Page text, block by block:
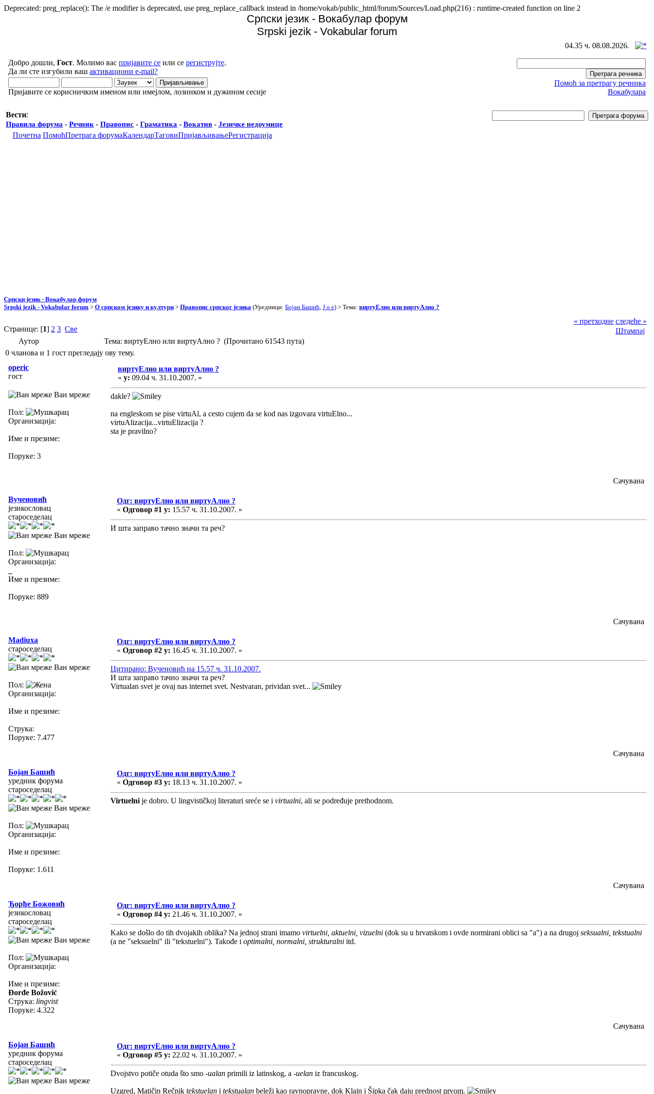
Deprecated: preg_replace(): The /e modifier is deprecated, use preg_replace_callback instead in /home/vokab/public_html/forum/Sources/Load.php(216) : runtime-created function on line 2
Српски језик - Вокабулар форум
Srpski jezik - Vokabular forum
04.35 ч. 08.08.2026.
Добро дошли, Гост. Молимо вас пријавите се или се региструјте.
Да ли сте изгубили ваш активациони e-mail?
Пријавите се корисничким именом или имејлом, лозинком и дужином сесије
Помоћ за претрагу речника
Вокабулара
Вести:
Правила форума - Речник - Правопис - Граматика - Вокатив - Језичке недоумице
Почетна ПомоћПретрага форумаКалендарТаговиПријављивањеРегистрација
Српски језик - Вокабулар форум
Srpski jezik - Vokabular forum > О српском језику и култури > Правопис српског језика (Уредници: Бојан Башић J o e) > Тема: виртуЕлно или виртуАлно ?
Странице: [1] 2 3 Све
« претходне следеће »
Штампај
Аутор
Тема: виртуЕлно или виртуАлно ? (Прочитано 61543 пута)
0 чланова и 1 гост прегледају ову тему.
operic
гост
Ван мреже
Пол:
Организација:
Име и презиме:
Поруке: 3
виртуЕлно или виртуАлно ?
« у: 09.04 ч. 31.10.2007. »
dakle?
na engleskom se pise virtuAl, a cesto cujem da se kod nas izgovara virtuElno...
virtuAlizacija...virtuElizacija ?
sta je pravilno?
Сачувана
Вученовић
језикословац
староседелац
Ван мреже
Пол:
Организација:
Име и презиме:
Поруке: 889
Одг: виртуЕлно или виртуАлно ?
« Одговор #1 у: 15.57 ч. 31.10.2007. »
И шта заправо тачно значи та реч?
Сачувана
Madiuxa
староседелац
Ван мреже
Пол:
Организација:
Име и презиме:
Струка:
Поруке: 7.477
Одг: виртуЕлно или виртуАлно ?
« Одговор #2 у: 16.45 ч. 31.10.2007. »
Цитирано: Вученовић на 15.57 ч. 31.10.2007.
И шта заправо тачно значи та реч?
Virtualan svet je ovaj nas internet svet. Nestvaran, prividan svet...
Сачувана
Бојан Башић
уредник форума
староседелац
Ван мреже
Пол:
Организација:
Име и презиме:
Поруке: 1.611
Одг: виртуЕлно или виртуАлно ?
« Одговор #3 у: 18.13 ч. 31.10.2007. »
Virtuelni je dobro. U lingvističkoj literaturi sreće se i virtualni, ali se podređuje prethodnom.
Сачувана
Ђорђе Божовић
језикословац
староседелац
Ван мреже
Пол:
Организација:
Име и презиме:
Đorđe Božović
Струка: lingvist
Поруке: 4.322
Одг: виртуЕлно или виртуАлно ?
« Одговор #4 у: 21.46 ч. 31.10.2007. »
Kako se došlo do tih dvojakih oblika? Na jednoj strani imamo virtuelni, aktuelni, vizuelni (dok su u hrvatskom i ovde normirani oblici sa "a") a na drugoj seksualni, tekstualni
(a ne "seksuelni" ili "tekstuelni"). Takođe i optimalni, normalni, strukturalni itd.
Сачувана
Бојан Башић
уредник форума
староседелац
Ван мреже
Одг: виртуЕлно или виртуАлно ?
« Одговор #5 у: 22.02 ч. 31.10.2007. »
Dvojstvo potiče otuda što smo -ualan primili iz latinskog, a -uelan iz francuskog.
Uzgred, Matičin Rečnik tekstuelan i tekstualan beleži kao ravnopravne, dok Klajn i Šipka čak daju prednost prvom.